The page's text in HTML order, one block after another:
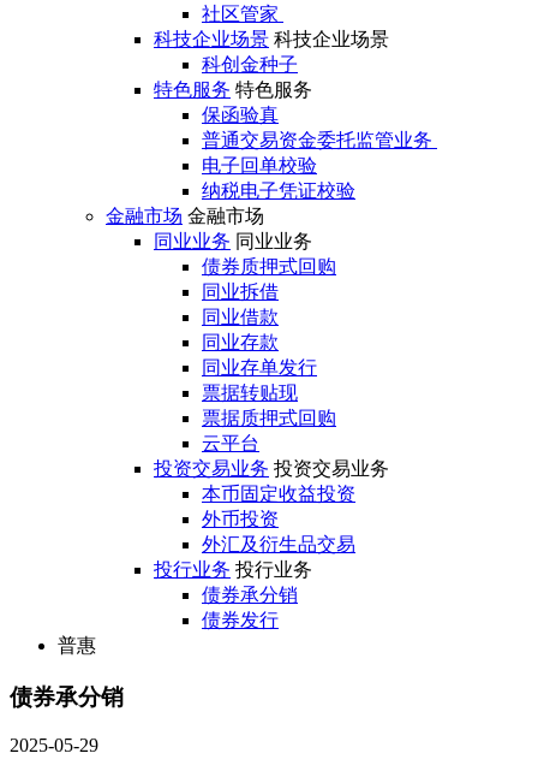
社区管家
科技企业场景 科技企业场景
科创金种子
特色服务 特色服务
保函验真
普通交易资金委托监管业务
电子回单校验
纳税电子凭证校验
金融市场 金融市场
同业业务 同业业务
债券质押式回购
同业拆借
同业借款
同业存款
同业存单发行
票据转贴现
票据质押式回购
云平台
投资交易业务 投资交易业务
本币固定收益投资
外币投资
外汇及衍生品交易
投行业务 投行业务
债券承分销
债券发行
普惠
债券承分销
2025-05-29